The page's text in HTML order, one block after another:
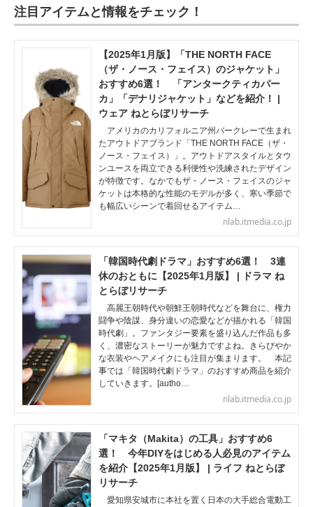
注目アイテムと情報をチェック！
【2025年1月版】「THE NORTH FACE
（ザ・ノース・フェイス）のジャケット」
おすすめ6選！ 「アンタークティカパー
カ」「デナリジャケット」などを紹介！ |
ウェア ねとらぼリサーチ
アメリカのカリフォルニア州バークレーで生まれ
たアウトドアブランド「THE NORTH FACE（ザ・
ノース・フェイス）」。アウトドアスタイルとタウ
ンユースを両立できる利便性や洗練されたデザイン
が特徴です。なかでもザ・ノース・フェイスのジャ
ケットは本格的な性能のモデルが多く、寒い季節で
も幅広いシーンで着回せるアイテム…
nlab.itmedia.co.jp
「韓国時代劇ドラマ」おすすめ6選！ 3連
休のおともに【2025年1月版】 | ドラマ ね
とらぼリサーチ
高麗王朝時代や朝鮮王朝時代などを舞台に、権力
闘争や陰謀、身分違いの恋愛などが描かれる「韓国
時代劇」。ファンタジー要素を盛り込んだ作品も多
く、濃密なストーリーが魅力ですよね。きらびやか
な衣装やヘアメイクにも注目が集まります。 本記
事では「韓国時代劇ドラマ」のおすすめ商品を紹介
していきます。[autho…
nlab.itmedia.co.jp
「マキタ（Makita）の工具」おすすめ6
選！ 今年DIYをはじめる人必見のアイテム
を紹介【2025年1月版】 | ライフ ねとらぼ
リサーチ
愛知県安城市に本社を置く日本の大手総合電動工